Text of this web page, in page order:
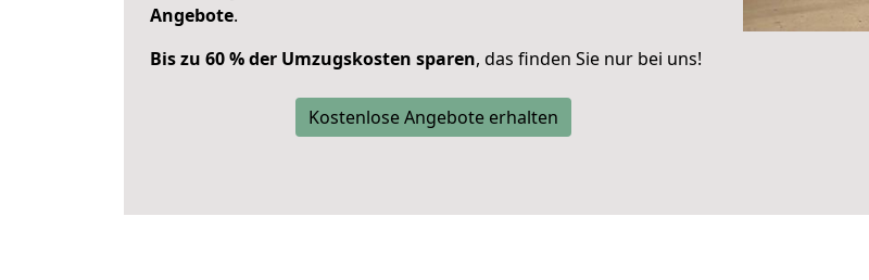
Angebote.
Bis zu 60 % der Umzugskosten sparen, das finden Sie nur bei uns!
Kostenlose Angebote erhalten